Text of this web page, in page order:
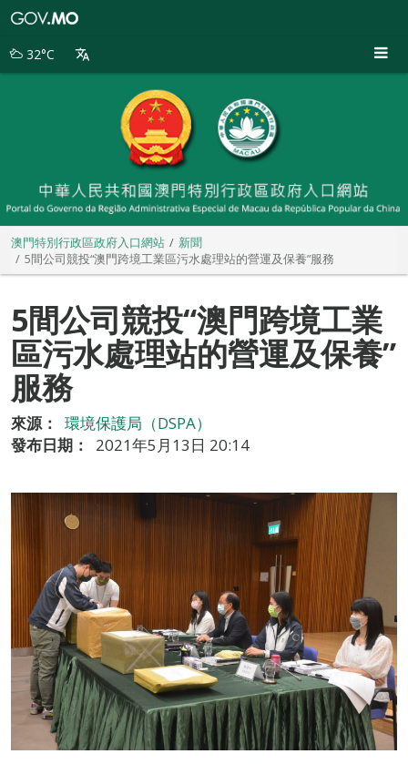
別
32°C
澳門特別行政區政府入口網站
新聞
5間公司競投“澳門跨境工業區污水處理站的營運及保養”服務
5間公司競投“澳門跨境工業
區污水處理站的營運及保養”
服務
來源：
環境保護局（DSPA）
發布日期：
2021年5月13日 20:14